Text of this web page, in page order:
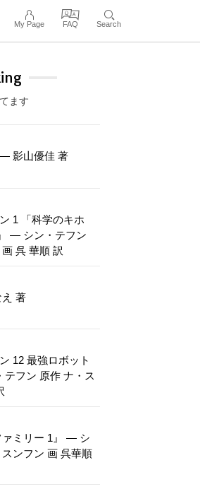
My Page FAQ Search
ます
— 影山優佳 著
1 「科学のキホ
— シン・テフン
呉 華順 訳
え 著
12 最強ロボット
フン 原作 ナ・ス
ァミリー 1』 — シ
ンフン 画 呉華順